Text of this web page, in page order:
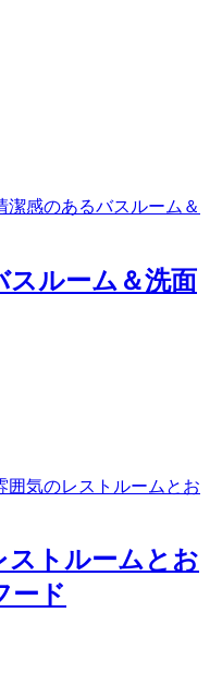
スルーム＆洗面
ストルームとお
ード